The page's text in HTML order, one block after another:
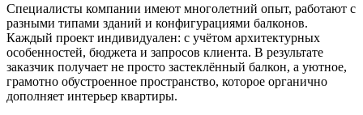
Специалисты компании имеют многолетний опыт, работают с
разными типами зданий и конфигурациями балконов.
Каждый проект индивидуален: с учётом архитектурных
особенностей, бюджета и запросов клиента. В результате
заказчик получает не просто застеклённый балкон, а уютное,
грамотно обустроенное пространство, которое органично
дополняет интерьер квартиры.